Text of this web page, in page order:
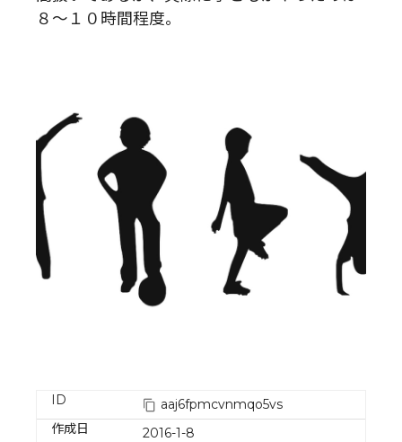
８〜１０時間程度。
ID
aaj6fpmcvnmqo5vs
作成日
2016-1-8